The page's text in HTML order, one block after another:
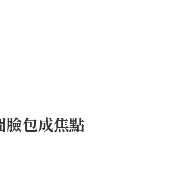
包成焦點